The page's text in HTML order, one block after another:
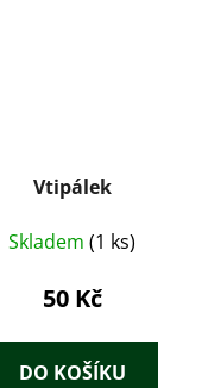
Vtipálek
Skladem (1 ks)
50 Kč
DO KOŠÍKU